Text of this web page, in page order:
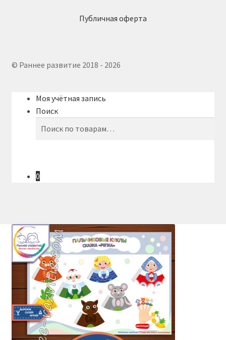
Публичная оферта
© Раннее развитие 2018 - 2026
Моя учётная запись
Поиск
0